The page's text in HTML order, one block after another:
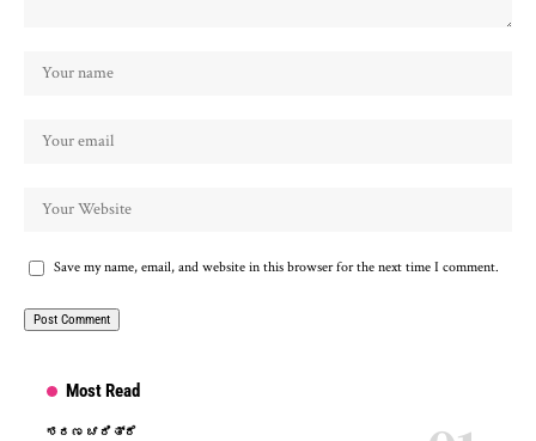
Save my name, email, and website in this browser for the next time I comment.
Most Read
ಶರಣ ಚರಿತ್ರೆ